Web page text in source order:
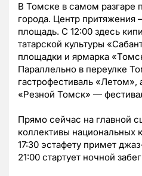
В Томске в самом разгаре
города. Центр
площадь. С 12:00 здесь
татарской культуры
площадки и ярмарка
Параллельно в переулке
гастрофестиваль «Летом»,
«Резной Томск» —
Прямо сейчас на главной
коллективы национальных
17:30 эстафету примет
21:00 стартует ночной